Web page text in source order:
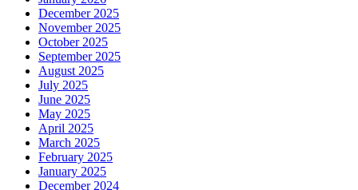
December 2025
November 2025
October 2025
September 2025
August 2025
July 2025
June 2025
May 2025
April 2025
March 2025
February 2025
January 2025
December 2024